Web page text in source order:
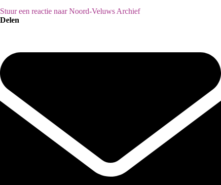
Stuur een reactie naar Noord-Veluws Archief
Delen